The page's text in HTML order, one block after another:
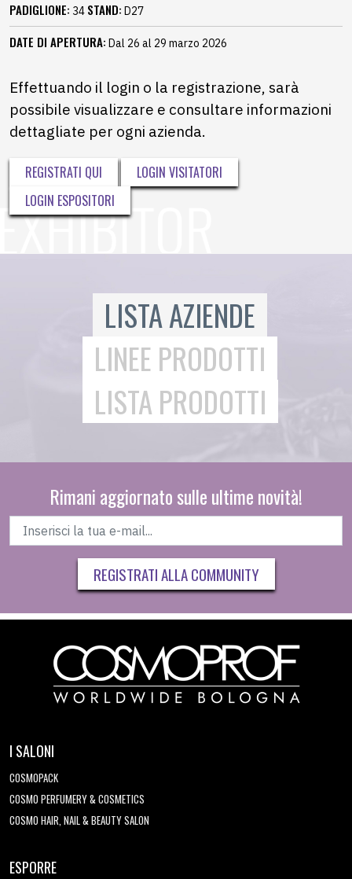
PADIGLIONE: 34 STAND: D27
DATE DI APERTURA: Dal 26 al 29 marzo 2026
Effettuando il login o la registrazione, sarà
possibile visualizzare e consultare informazioni
dettagliate per ogni azienda.
REGISTRATI QUI
LOGIN VISITATORI
LOGIN ESPOSITORI
LISTA AZIENDE
LINEE PRODOTTI
LISTA PRODOTTI
Rimani aggiornato sulle ultime novità!
REGISTRATI ALLA COMMUNITY
I SALONI
COSMOPACK
COSMO PERFUMERY & COSMETICS
COSMO HAIR, NAIL & BEAUTY SALON
ESPORRE